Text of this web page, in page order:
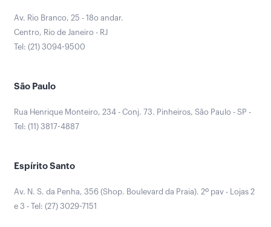
Av. Rio Branco, 25 - 18o andar.
Centro, Rio de Janeiro - RJ
Tel: (21) 3094-9500
São Paulo
Rua Henrique Monteiro, 234 - Conj. 73. Pinheiros, São Paulo - SP -
Tel: (11) 3817-4887
Espírito Santo
Av. N. S. da Penha, 356 (Shop. Boulevard da Praia). 2º pav - Lojas 2
e 3 - Tel: (27) 3029-7151